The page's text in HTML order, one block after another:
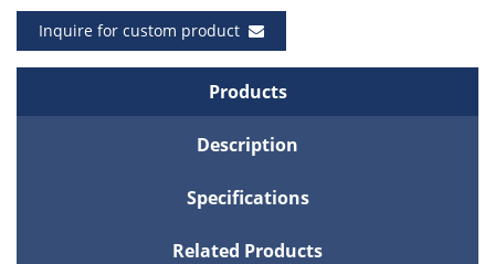
Inquire for custom product
Products
Description
Specifications
Related Products